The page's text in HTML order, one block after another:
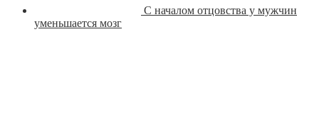
С началом отцовства у мужчин
уменьшается мозг